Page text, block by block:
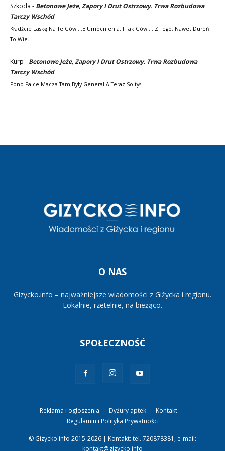
Szkoda - Betonowe Jeże, Zapory I Drut Ostrzowy. Trwa Rozbudowa
Tarczy Wschód
Kładźcie Laskę Na Te Gów....e Umocnienia. I Tak Gów.... Z Tego. Nawet Dureń
To Wie.
Kurp - Betonowe Jeże, Zapory I Drut Ostrzowy. Trwa Rozbudowa
Tarczy Wschód
Pono Palce Macza Tam Byly General A Teraz Soltys.
O NAS
Gizycko.info – najważniejsze wiadomości z Giżycka i regionu.
Lokalnie, rzetelnie, na bieżąco.
SPOŁECZNOŚĆ
Reklama i ogłoszenia Dyżury aptek
Kontakt
Regulamin i Polityka Prywatności
© Gizycko.info 2015-2026 | Kontakt: tel. 720878381, e-mail:
kontakt@gizycko.info